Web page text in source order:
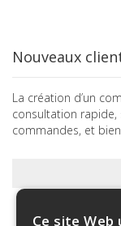
Nouveaux
La création d’un
consultation rapide,
commandes, et
Ce site Web